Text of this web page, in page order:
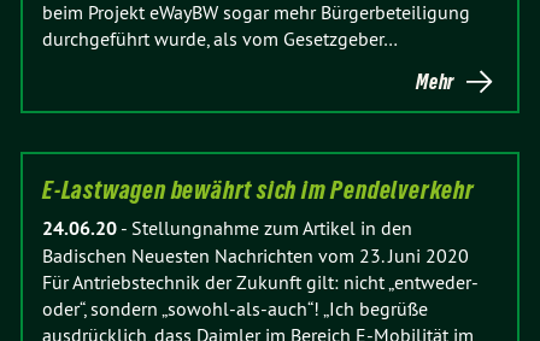
beim Projekt eWayBW sogar mehr Bürgerbeteiligung
durchgeführt wurde, als vom Gesetzgeber…
Mehr
E-Lastwagen bewährt sich im Pendelverkehr
24.06.20 - Stellungnahme zum Artikel in den
Badischen Neuesten Nachrichten vom 23. Juni 2020
Für Antriebstechnik der Zukunft gilt: nicht „entweder-
oder“, sondern „sowohl-als-auch“! „Ich begrüße
ausdrücklich, dass Daimler im Bereich E-Mobilität im